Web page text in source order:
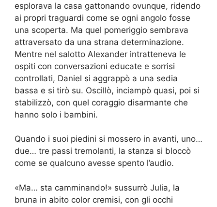
esplorava la casa gattonando ovunque, ridendo
ai propri traguardi come se ogni angolo fosse
una scoperta. Ma quel pomeriggio sembrava
attraversato da una strana determinazione.
Mentre nel salotto Alexander intratteneva le
ospiti con conversazioni educate e sorrisi
controllati, Daniel si aggrappò a una sedia
bassa e si tirò su. Oscillò, inciampò quasi, poi si
stabilizzò, con quel coraggio disarmante che
hanno solo i bambini.
Quando i suoi piedini si mossero in avanti, uno…
due… tre passi tremolanti, la stanza si bloccò
come se qualcuno avesse spento l’audio.
«Ma… sta camminando!» sussurrò Julia, la
bruna in abito color cremisi, con gli occhi